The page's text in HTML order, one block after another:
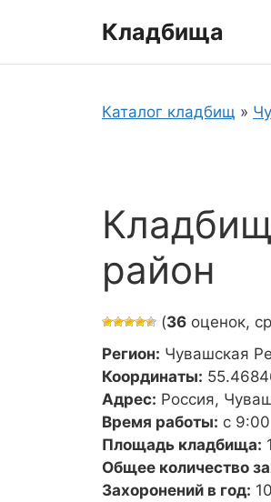
Кладбища
Каталог кладбищ »
район
(36 оценок,
Регион: Чувашская
Координаты:
Адрес: Россия,
Время работы: с
Площадь кладбища:
Общее количество
Захоронений в год: